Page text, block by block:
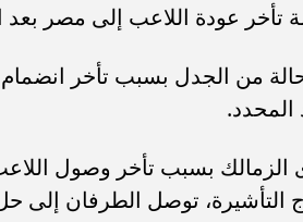
تأخر عودة اللاعب إلى مصر
من الجدل بسبب تأخر
المحدد.
بسبب تأخر وصول
التأشيرة، توصل الطرفان إلى